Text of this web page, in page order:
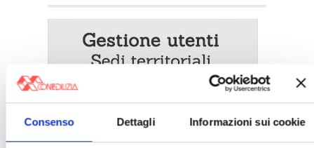
Consenso Dettagli Informazioni sui cookie